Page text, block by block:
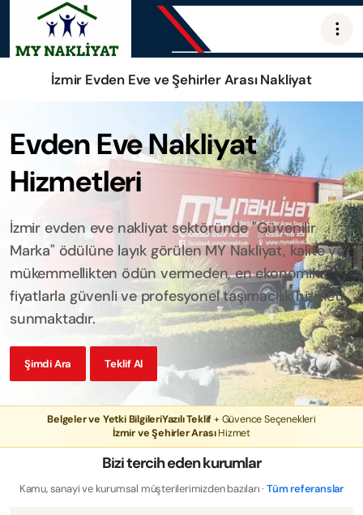
İzmir Evden Eve ve Şehirler Arası Nakliyat
Evden Eve Nakliyat
Hizmetleri
İzmir evden eve nakliyat sektöründe "Güvenilir
Marka" ödülüne layık görülen MY Nakliyat, kalite ve
mükemmellikten ödün vermeden, en ekonomik
fiyatlarla güvenli ve profesyonel taşımacılık hizmeti
sunmaktadır.
Şimdi Ara Teklif Al
Belgeler ve Yetki BilgileriYazılı Teklif+ Güvence Seçenekleri
İzmir ve Şehirler ArasıHizmet
Bizi tercih eden kurumlar
Kamu, sanayi ve kurumsal müşterilerimizden bazıları ·Tüm referanslar